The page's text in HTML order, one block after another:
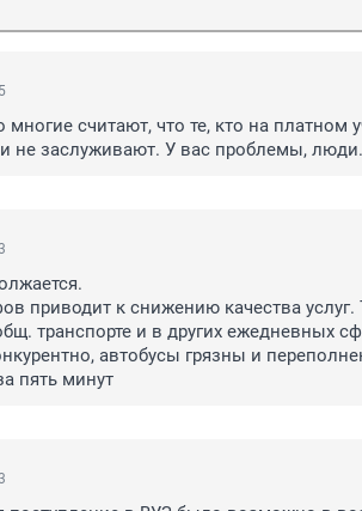
многие считают, что те, кто на платном
не заслуживают. У вас проблемы, люди.
приводит к снижению качества услуг.
транспорте и в других ежедневных
автобусы грязны и
пять минут